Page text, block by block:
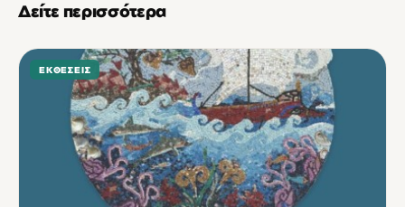
Δείτε περισσότερα
ΕΚΘΈΣΕΙΣ